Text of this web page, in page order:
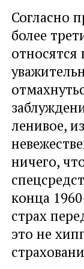
Согласно
более
ленивое,
ничего,
конца
страх
это не